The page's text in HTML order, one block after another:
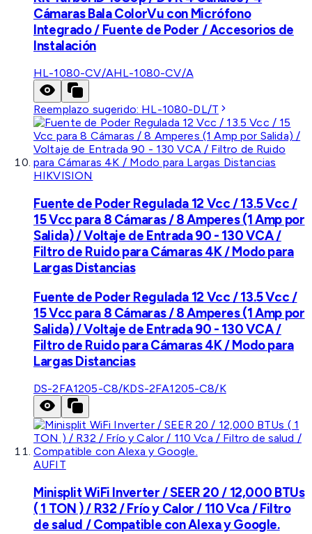
Cámaras Bala ColorVu con Micrófono
Integrado / Fuente de Poder / Accesorios de
Instalación
HL-1080-CV/AHL-1080-CV/A
Reemplazo sugerido: HL-1080-DL/T
HIKVISION
Fuente de Poder Regulada 12 Vcc / 13.5 Vcc /
15 Vcc para 8 Cámaras / 8 Amperes (1 Amp por
Salida) / Voltaje de Entrada 90 - 130 VCA /
Filtro de Ruido para Cámaras 4K / Modo para
Largas Distancias
Fuente de Poder Regulada 12 Vcc / 13.5 Vcc /
15 Vcc para 8 Cámaras / 8 Amperes (1 Amp por
Salida) / Voltaje de Entrada 90 - 130 VCA /
Filtro de Ruido para Cámaras 4K / Modo para
Largas Distancias
DS-2FA1205-C8/KDS-2FA1205-C8/K
AUFIT
Minisplit WiFi Inverter / SEER 20 / 12,000 BTUs
( 1 TON ) / R32 / Frío y Calor / 110 Vca / Filtro
de salud / Compatible con Alexa y Google.